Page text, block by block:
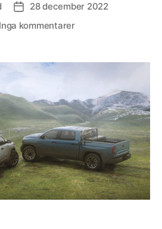
Inläggsdatum
28 december 2022
Inga kommentarertill
rörelse
av
solenergins
styrkor